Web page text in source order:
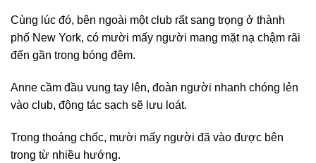
Cùng lúc đó, bên ngoài một club rất sang trọng ở thành
phố New York, có mười mấy người mang mặt nạ chậm rãi
đến gần trong bóng đêm.
Anne cầm đầu vung tay lên, đoàn người nhanh chóng lẻn
vào club, động tác sạch sẽ lưu loát.
Trong thoáng chốc, mười mấy người đã vào được bên
trong từ nhiều hướng.